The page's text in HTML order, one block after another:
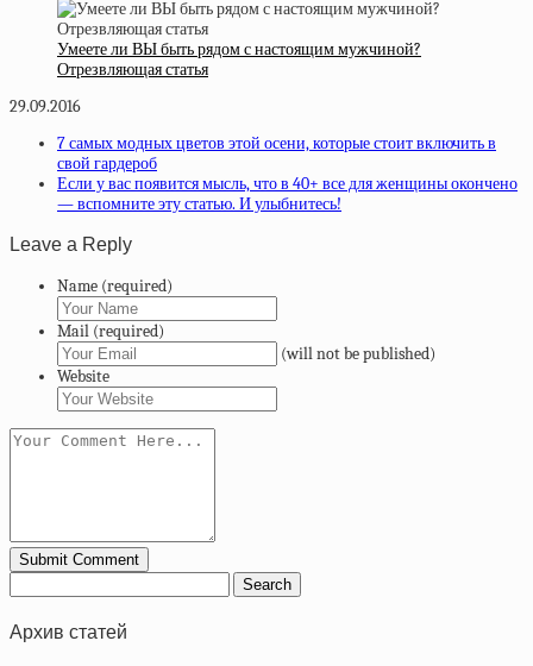
Умеете ли ВЫ быть рядом с настоящим мужчиной?
Отрезвляющая статья
29.09.2016
7 самых модных цветов этой осени, которые стоит включить в
свой гардероб
Если у вас появится мысль, что в 40+ все для женщины окончено
— вспомните эту статью. И улыбнитесь!
Leave a Reply
Name (required)
Mail (required)
(will not be published)
Website
Архив статей